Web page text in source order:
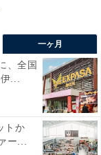
一ヶ月
、全国
...
トか
ー...